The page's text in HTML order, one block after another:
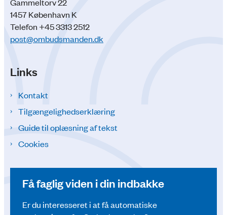
1457 København K
Telefon +45 3313 2512
post@ombudsmanden.dk
Links
Kontakt
Tilgængelighedserklæring
Guide til oplæsning af tekst
Cookies
Få faglig viden i din indbakke
Er du interesseret i at få automatiske